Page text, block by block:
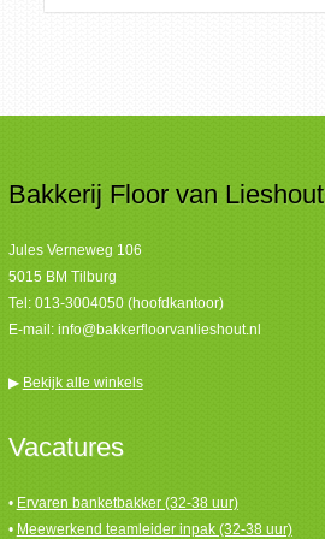
Bakkerij Floor van Lieshout
Jules Verneweg 106
5015 BM Tilburg
Tel: 013-3004050 (hoofdkantoor)
E-mail: info@bakkerfloorvanlieshout.nl
▶ Bekijk alle winkels
Vacatures
• Ervaren banketbakker (32-38 uur)
• Meewerkend teamleider inpak (32-38 uur)